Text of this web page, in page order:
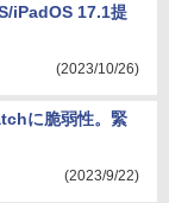
iPadOS 17.1提
(2023/10/26)
に脆弱性。緊
(2023/9/22)